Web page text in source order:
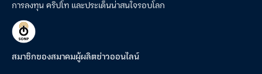
การลงทุน คริปโท และประเด็นน่าสนใจรอบโลก
สมาชิกของสมาคมผู้ผลิตข่าวออนไลน์